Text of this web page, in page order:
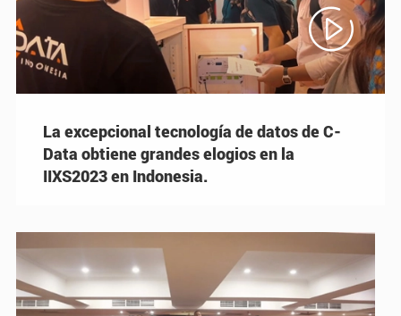

La excepcional tecnología de datos de C-
Data obtiene grandes elogios en la
IIXS2023 en Indonesia.